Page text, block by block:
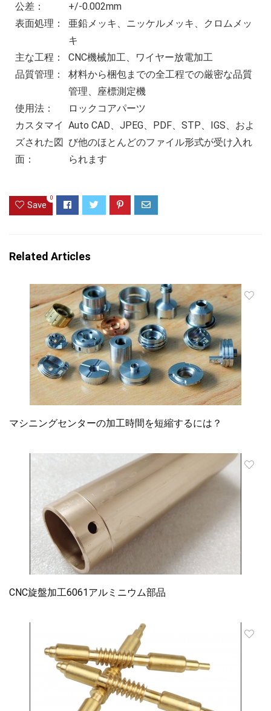
公差：
+/-0.002mm
表面処理：
亜鉛メッキ、ニッケルメッキ、クロムメッ
キ
主な工程：
CNC機械加工、ワイヤー放電加工
品質管理：
材料から梱包までの全工程での厳密な品質
管理、座標測定機
使用法：
ロックコアパーツ
カスタマイ
ズされた図
面：
Auto CAD、JPEG、PDF、STP、IGS、およ
び他のほとんどのファイル形式が受け入れ
られます
Save
0
Related Articles
マシニングセンターの加工時間を短縮するには？
CNC旋盤加工6061アルミニウム部品